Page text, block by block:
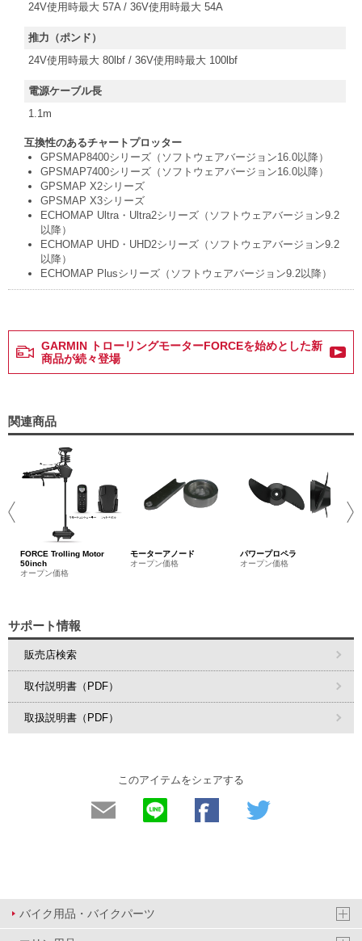
24V使用時最大 57A / 36V使用時最大 54A
推力（ポンド）
24V使用時最大 80lbf / 36V使用時最大 100lbf
電源ケーブル長
1.1m
互換性のあるチャートプロッター
GPSMAP8400シリーズ（ソフトウェアバージョン16.0以降）
GPSMAP7400シリーズ（ソフトウェアバージョン16.0以降）
GPSMAP X2シリーズ
GPSMAP X3シリーズ
ECHOMAP Ultra・Ultra2シリーズ（ソフトウェアバージョン9.2
以降）
ECHOMAP UHD・UHD2シリーズ（ソフトウェアバージョン9.2
以降）
ECHOMAP Plusシリーズ（ソフトウェアバージョン9.2以降）
GARMIN トローリングモーターFORCEを始めとした新
商品が続々登場
関連商品
FORCE Trolling Motor
50inch
オープン価格
モーターアノード
オープン価格
パワープロペラ
オープン価格
サポート情報
販売店検索
取付説明書（PDF）
取扱説明書（PDF）
このアイテムをシェアする
バイク用品・バイクパーツ